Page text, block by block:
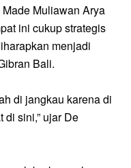
Muliawan Arya
ini cukup strategis
menjadi
Bali.
di jangkau karena di
sini,” ujar De